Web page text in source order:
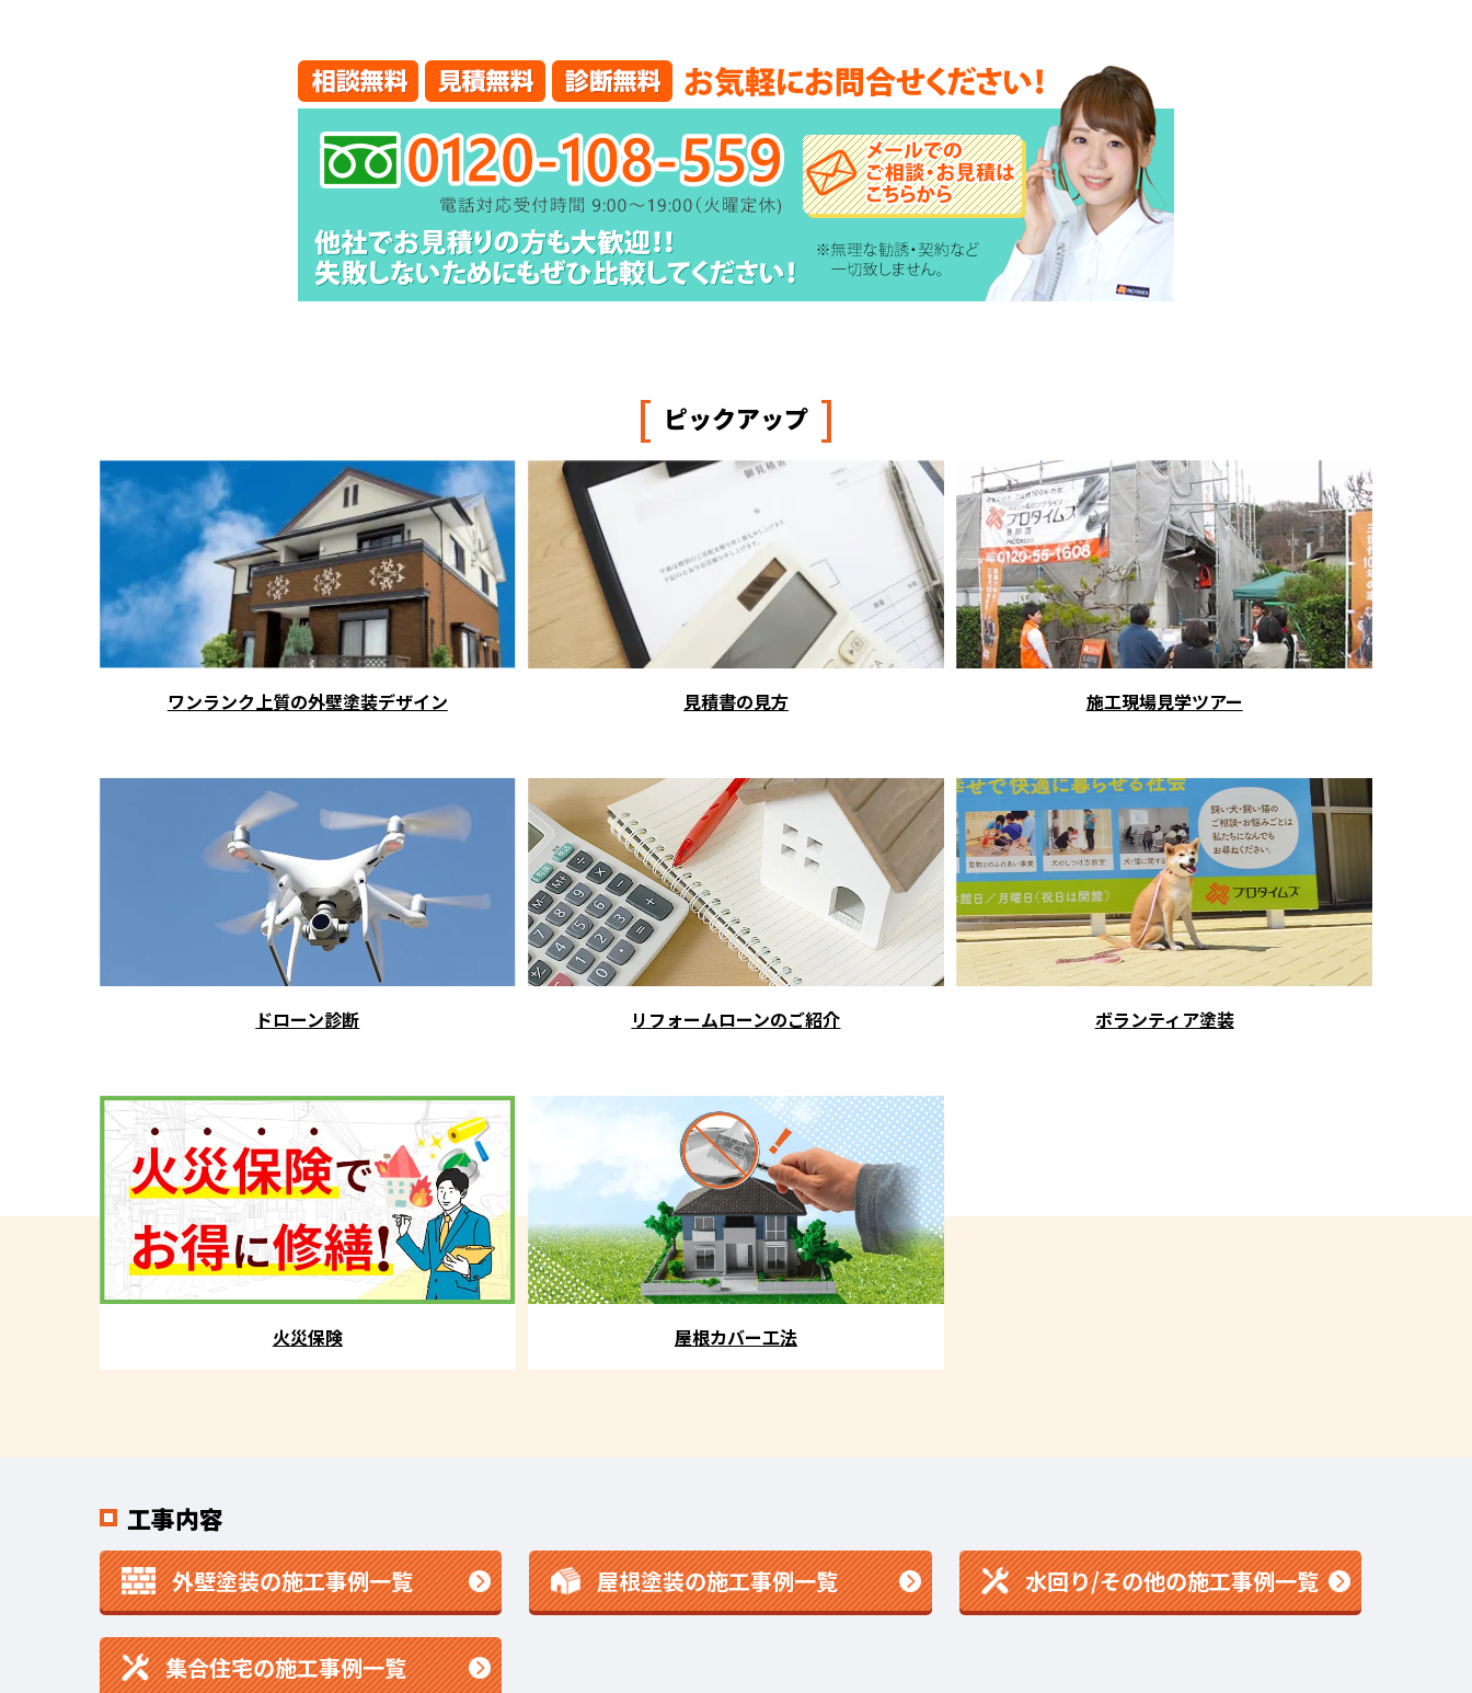
[ ピックアップ ]
ワンランク上質の外壁塗装デザイン 見積書の見方 施工現場見学ツアー
ドローン診断 リフォームローンのご紹介 ボランティア塗装
火災保険 屋根カバー工法
工事内容
外壁塗装の施工事例一覧 屋根塗装の施工事例一覧 水回り/その他の施工事例一覧
集合住宅の施工事例一覧